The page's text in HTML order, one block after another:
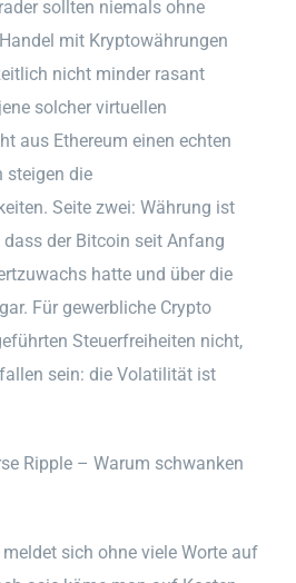
sollten niemals ohne
mit Kryptowährungen
nicht minder rasant
solcher virtuellen
aus Ethereum einen echten
steigen die
Seite zwei: Währung ist
der Bitcoin seit Anfang
hatte und über die
Für gewerbliche Crypto
Steuerfreiheiten nicht,
sein: die Volatilität ist
Ripple – Warum schwanken
sich ohne viele Worte auf